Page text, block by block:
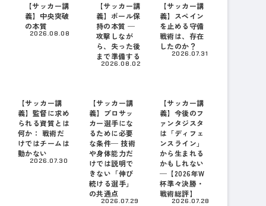
【サッカー講
義】中央突破
の本質
2026.08.08
【サッカー講
義】ボール保
持の本質 ─
攻撃しなが
ら、失った後
まで準備する
2026.08.02
【サッカー講
義】スペイン
を止める守備
戦術は、存在
したのか？
2026.07.31
【サッカー講
義】監督に求め
られる資質とは
何か： 戦術だ
けではチームは
動かない
2026.07.30
【サッカー講
義】プロサッ
カー選手にな
るために必要
な条件─ 技術
や身体能力だ
けでは説明で
きない「伸び
続ける選手」
の共通点
2026.07.29
【サッカー講
義】今後のフ
ァンタジスタ
は「ディフェ
ンスライン」
から生まれる
かもしれない
─【2026年W
杯準々決勝・
戦術総評】
2026.07.28